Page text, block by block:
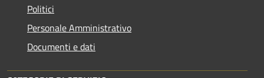
Politici
Personale Amministrativo
Documenti e dati